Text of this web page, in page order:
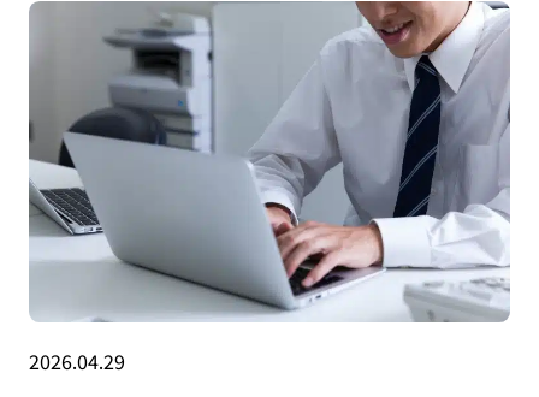
2026.04.29